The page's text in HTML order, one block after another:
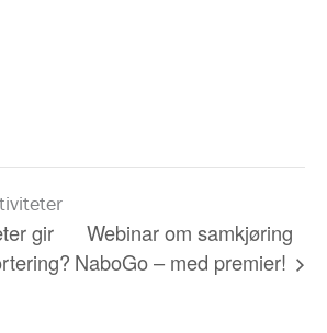
gir
Webinar om samkjøring
NaboGo – med premier!